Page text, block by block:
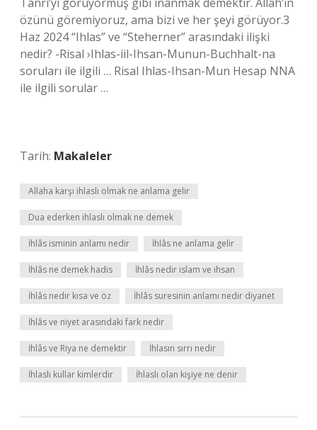
özünü göremiyoruz, ama bizi ve her şeyi görüyor.3
Haz 2024 “Ihlas” ve “Steherner” arasındaki ilişki
nedir? -Risal ›Ihlas-iil-Ihsan-Munun-Buchhalt-na
soruları ile ilgili … Risal Ihlas-Ihsan-Mun Hesap NNA
ile ilgili sorular …
Tarih: Makaleler
Allaha karşı ihlaslı olmak ne anlama gelir
Dua ederken ihlaslı olmak ne demek
İhlâs isminin anlamı nedir İhlâs ne anlama gelir
İhlâs ne demek hadis İhlâs nedir islam ve ihsan
İhlâs nedir kısa ve öz İhlâs suresinin anlamı nedir diyanet
İhlâs ve niyet arasındaki fark nedir
İhlâs ve Riya ne demektir İhlasın sırrı nedir
İhlaslı kullar kimlerdir İhlaslı olan kişiye ne denir